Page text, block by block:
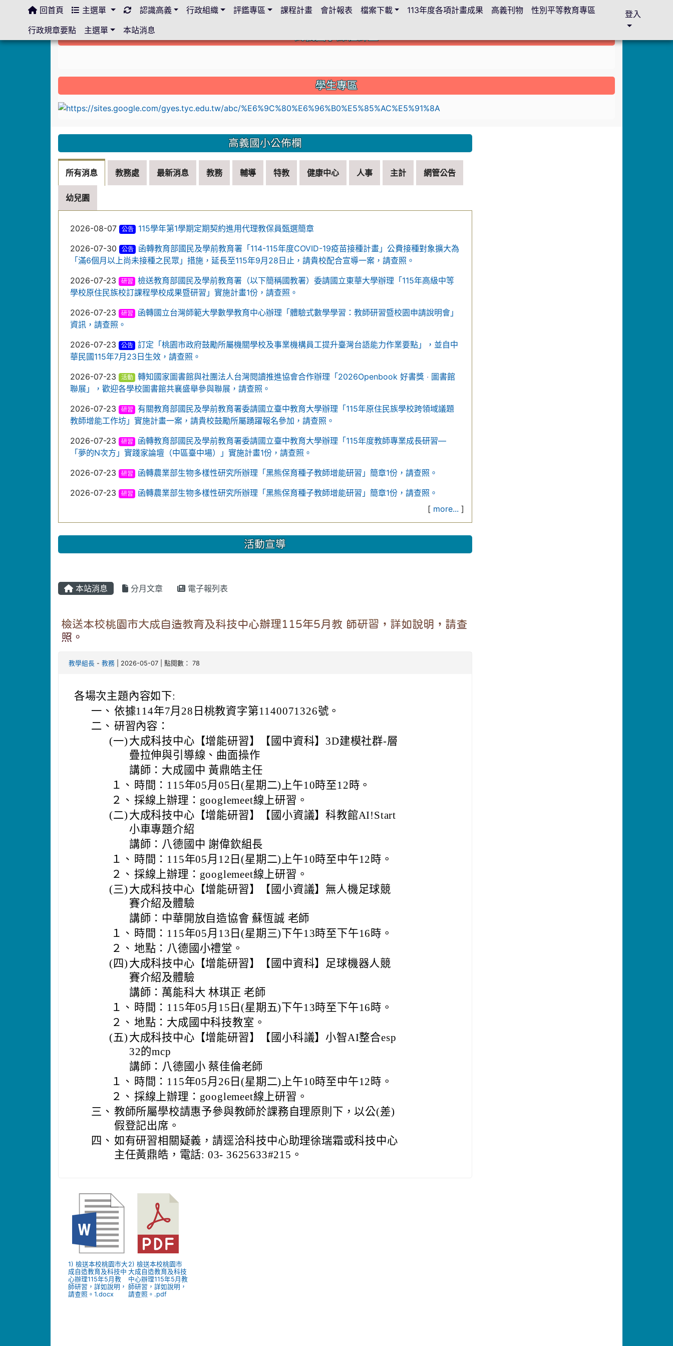
高義國小公佈欄
所有消息 教務處 最新消息 教務 輔導 特教 健康中心 人事 主計 網管公告
幼兒園
2026-08-07 公告
115學年第1學期定期契約進用代理教保員甄選簡章
2026-07-30
公告
函轉教育部國民及學前教育署「114-115年度COVID-19疫苗接種計畫」公費接種對象擴大為
「滿6個月以上尚未接種之民眾」措施，延長至115年9月28日止，請貴校配合宣導一案，請查照。
2026-07-23
研習
檢送教育部國民及學前教育署（以下簡稱國教署）委請國立東華大學辦理「115年高級中等
學校原住民族校訂課程學校成果暨研習」實施計畫1份，請查照。
2026-07-23
研習
函轉國立台灣師範大學數學教育中心辦理「體驗式數學學習：教師研習暨校園申請說明會」
資訊，請查照。
2026-07-23
公告
訂定「桃園市政府鼓勵所屬機關學校及事業機構員工提升臺灣台語能力作業要點」，並自中
華民國115年7月23日生效，請查照。
2026-07-23
活動
轉知國家圖書館與社團法人台灣閱讀推進協會合作辦理「2026Openbook 好書獎 ‧ 圖書館
聯展」，歡迎各學校圖書館共襄盛舉參與聯展，請查照。
2026-07-23
研習
有關教育部國民及學前教育署委請國立臺中教育大學辦理「115年原住民族學校跨領域議題
教師增能工作坊」實施計畫一案，請貴校鼓勵所屬踴躍報名參加，請查照。
2026-07-23
研習
函轉教育部國民及學前教育署委請國立臺中教育大學辦理「115年度教師專業成長研習—
「夢的N次方」實踐家論壇（中區臺中場）」實施計畫1份，請查照。
2026-07-23
研習
函轉農業部生物多樣性研究所辦理「黑熊保育種子教師增能研習」簡章1份，請查照。
2026-07-23
研習
函轉農業部生物多樣性研究所辦理「黑熊保育種子教師增能研習」簡章1份，請查照。
[ more... ]
活動宣導
本站消息 分月文章 電子報列表
檢送本校桃園市大成自造教育及科技中心辦理115年5月教 師研習，詳如說明，請查
照。
教學組長- 教務| 2026-05-07 | 點閱數： 78
各場次主題內容如下:
一、 依據114年7月28日桃教資字第1140071326號。
二、 研習內容：
(一) 大成科技中心【增能研習】【國中資科】3D建模社群-層
疊拉伸與引導線、曲面操作
講師：大成國中 黃鼎皓主任
１、 時間：115年05月05日(星期二)上午10時至12時。
２、 採線上辦理：googlemeet線上研習。
(二) 大成科技中心【增能研習】【國小資議】科教館AI!Start
小車專題介紹
講師：八德國中 謝偉欽組長
１、 時間：115年05月12日(星期二)上午10時至中午12時。
２、 採線上辦理：googlemeet線上研習。
(三) 大成科技中心【增能研習】【國小資議】無人機足球競
賽介紹及體驗
講師：中華開放自造協會 蘇恆誠 老師
１、 時間：115年05月13日(星期三)下午13時至下午16時。
２、 地點：八德國小禮堂。
(四) 大成科技中心【增能研習】【國中資科】足球機器人競
賽介紹及體驗
講師：萬能科大 林琪正 老師
１、 時間：115年05月15日(星期五)下午13時至下午16時。
２、 地點：大成國中科技教室。
(五) 大成科技中心【增能研習】【國小科議】小智AI整合esp
32的mcp
講師：八德國小 蔡佳倫老師
１、 時間：115年05月26日(星期二)上午10時至中午12時。
２、 採線上辦理：googlemeet線上研習。
三、 教師所屬學校請惠予參與教師於課務自理原則下，以公(差)
假登記出席。
四、 如有研習相關疑義，請逕洽科技中心助理徐瑞霜或科技中心
主任黃鼎皓，電話: 03- 3625633#215。
1) 檢送本校桃園市大
成自造教育及科技中
心辦理115年5月教
師研習，詳如說明，
請查照。1.docx
2) 檢送本校桃園市
大成自造教育及科技
中心辦理115年5月教
師研習，詳如說明，
請查照。.pdf
:::
學生專區
link to https://sites.google.com/gyes.tyc.edu.tw/abc/
回首頁 主選單 認識高義 行政組織 評鑑專區 課程計畫 會計報表 檔案下載 113年度各項計畫成果 高義刊物
性別平等教育專區
行政規章要點
主選單 本站消息
登入